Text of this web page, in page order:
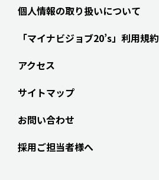
個人情報の取り扱いについて
「マイナビジョブ20’s」利用規約
アクセス
サイトマップ
お問い合わせ
採用ご担当者様へ